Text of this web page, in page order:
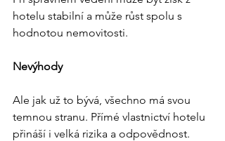
hotelu stabilní a může růst spolu s
hodnotou nemovitosti.
Nevýhody
Ale jak už to bývá, všechno má svou
temnou stranu. Přímé vlastnictví hotelu
přináší i velká rizika a odpovědnost.